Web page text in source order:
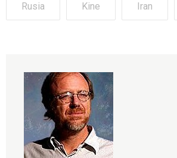
Rusia Kine Iran